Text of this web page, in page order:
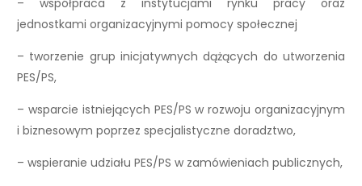
– współpraca z instytucjami rynku pracy oraz
jednostkami organizacyjnymi pomocy społecznej
– tworzenie grup inicjatywnych dążących do utworzenia
PES/PS,
– wsparcie istniejących PES/PS w rozwoju organizacyjnym
i biznesowym poprzez specjalistyczne doradztwo,
– wspieranie udziału PES/PS w zamówieniach publicznych,